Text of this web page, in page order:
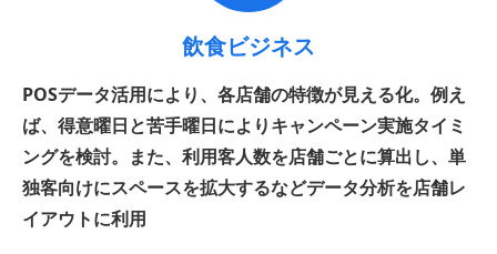
飲食ビジネス
POSデータ活用により、各店舗の特徴が見える化。例え
ば、得意曜日と苦手曜日によりキャンペーン実施タイミ
ングを検討。また、利用客人数を店舗ごとに算出し、単
独客向けにスペースを拡大するなどデータ分析を店舗レ
イアウトに利用